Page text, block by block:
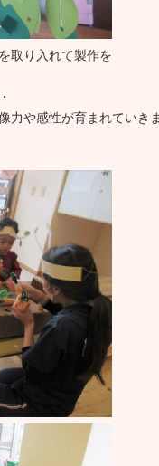
取り入れて製作を
力や感性が育まれていき